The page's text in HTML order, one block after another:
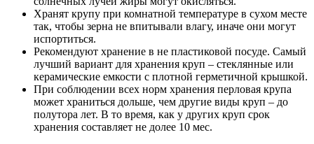
Хранят крупу при комнатной температуре в сухом месте
так, чтобы зерна не впитывали влагу, иначе они могут
испортиться.
Рекомендуют хранение в не пластиковой посуде. Самый
лучший вариант для хранения круп – стеклянные или
керамические емкости с плотной герметичной крышкой.
При соблюдении всех норм хранения перловая крупа
может храниться дольше, чем другие виды круп – до
полутора лет. В то время, как у других круп срок
хранения составляет не долее 10 мес.